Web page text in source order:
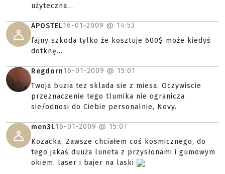
użyteczna...
APOSTEL16-01-2009 @ 14:53
fajny szkoda tylko że kosztuje 600$ może kiedyś
dotknę...
Regdorn16-01-2009 @ 15:01
Twoja buzia tez sklada sie z miesa. Oczywiscie
przeznaczenie tego tlumika nie ogranicza
sie/odnosi do Ciebie personalnie, Novy.
men3L16-01-2009 @ 15:07
Kozacka. Zawsze chciałem coś kosmicznego, do
tego jakaś duuża luneta z przysłonami i gumowym
okiem, laser i bajer na laski